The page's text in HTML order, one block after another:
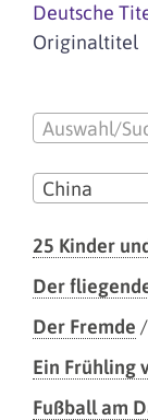
Deutsche
Originaltitel
Auswahl/
China
25 Kinder
Der
Der Fremde /
Ein Frühling
Fußball am